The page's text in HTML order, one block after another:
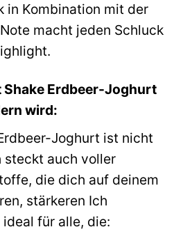
in Kombination mit der
macht jeden Schluck
Shake Erdbeer-Joghurt
wird:
Joghurt ist nicht
steckt auch voller
die dich auf deinem
stärkeren Ich
für alle, die: